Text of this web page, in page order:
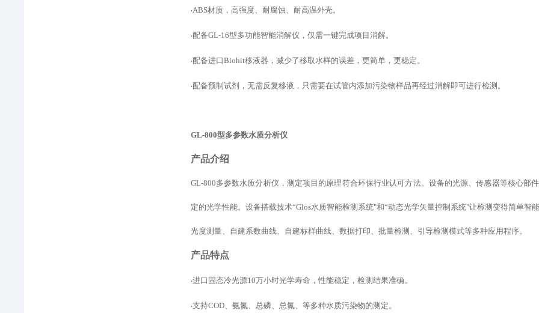
•ABS材质，高强度、耐腐蚀、耐高温外壳。
•配备GL-16型多功能智能消解仪，仅需一键完成项目消解。
•配备进口 Biohit移液器，减少了移取水样的误差，更简单，更稳定。
•配备预制试剂，无需反复移液，只需要在试管内添加污染物样品再经过消解即可进行检测。
GL-800型多参数水质分析仪
产品介绍
GL-800多参数水质分析仪，测定项目的原理符合环保行业认可方法。设备的光源、传感器等核心部
定的光学性能。设备搭载技术“Glos水质智能检测系统"和“动态光学矢量控制系统"让检测变得简单智
光度测量、自建系数曲线、 自建标样曲线、数据打印、批量检测、引导检测模式等多种应用程序。
产品特点
•进口固态冷光源10万小时光学寿命，性能稳定，检测结果准确。
•支持COD、氨氮、总磷、总氮、等多种水质污染物的测定。